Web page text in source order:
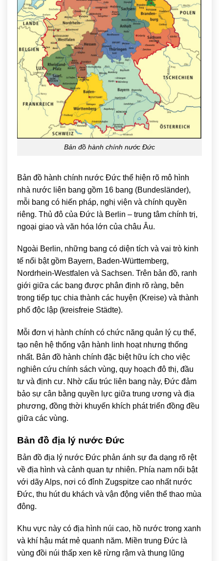
Bản đồ hành chính nước Đức
Bản đồ hành chính nước Đức thể hiện rõ mô hình
nhà nước liên bang gồm 16 bang (Bundesländer),
mỗi bang có hiến pháp, nghị viện và chính quyền
riêng. Thủ đô của Đức là Berlin – trung tâm chính trị,
ngoại giao và văn hóa lớn của châu Âu.
Ngoài Berlin, những bang có diện tích và vai trò kinh
tế nổi bật gồm Bayern, Baden-Württemberg,
Nordrhein-Westfalen và Sachsen. Trên bản đồ, ranh
giới giữa các bang được phân định rõ ràng, bên
trong tiếp tục chia thành các huyện (Kreise) và thành
phố độc lập (kreisfreie Städte).
Mỗi đơn vị hành chính có chức năng quản lý cụ thể,
tạo nên hệ thống vận hành linh hoạt nhưng thống
nhất. Bản đồ hành chính đặc biệt hữu ích cho việc
nghiên cứu chính sách vùng, quy hoạch đô thị, đầu
tư và định cư. Nhờ cấu trúc liên bang này, Đức đảm
bảo sự cân bằng quyền lực giữa trung ương và địa
phương, đồng thời khuyến khích phát triển đồng đều
giữa các vùng.
Bản đồ địa lý nước Đức
Bản đồ địa lý nước Đức phản ánh sự đa dạng rõ rệt
về địa hình và cảnh quan tự nhiên. Phía nam nổi bật
với dãyAlps, nơi có đỉnh Zugspitze cao nhất nước
Đức, thu hút du khách và vận động viên thể thao mùa
đông.
Khu vực này có địa hình núi cao, hồ nước trong xanh
và khí hậu mát mẻ quanh năm. Miền trung Đức là
vùng đồi núi thấp xen kẽ rừng rậm và thung lũng